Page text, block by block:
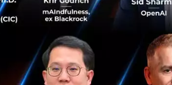
ข้ากับสถานการณ์มากขึ้น เช่น การใช้
ละการใช้ collaboration tools ในการ
ป็นออนไลน์ อุปกรณ์เหล่านี้จึงมีความ
โลยีหลายตัวกลับมามามีบทบาทมากขึ้น